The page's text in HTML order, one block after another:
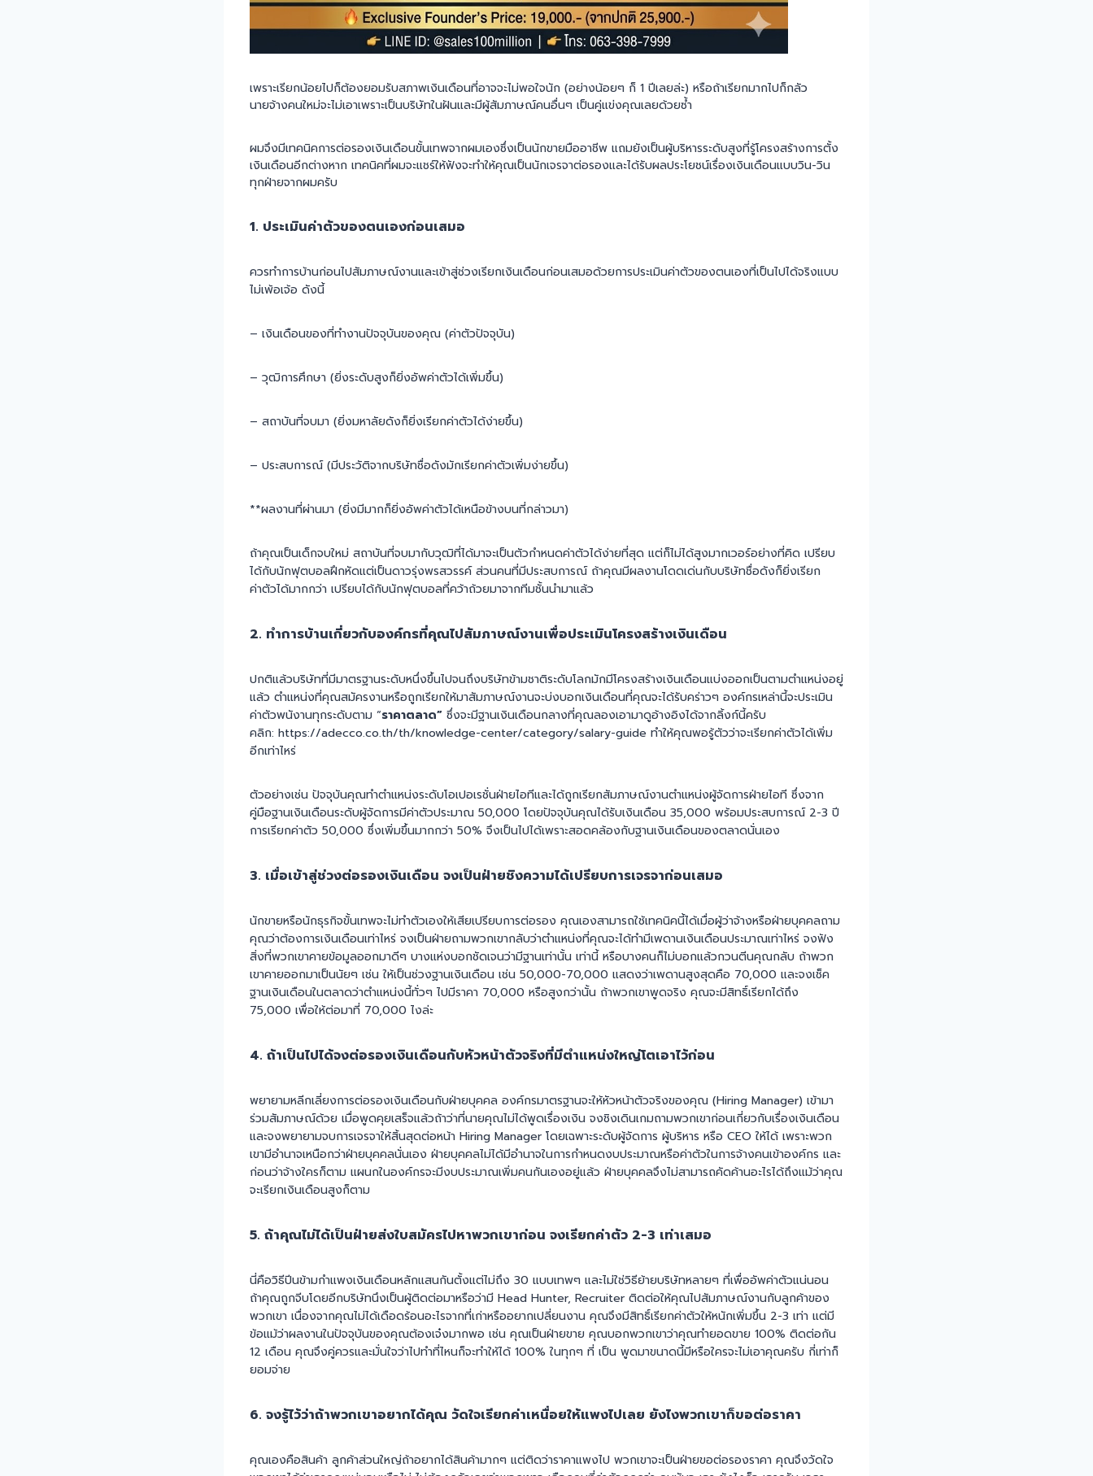
เพราะเรียกน้อยไปก็ต้องยอมรับสภาพเงินเดือนที่อาจจะไม่พอใจนัก (อย่างน้อยๆ ก็ 1 ปีเลยล่ะ) หรือถ้าเรียกมากไปก็กลัว
นายจ้างคนใหม่จะไม่เอาเพราะเป็นบริษัทในฝันและมีผู้สัมภาษณ์คนอื่นๆ เป็นคู่แข่งคุณเลยด้วยซ้ำ
ผมจึงมีเทคนิคการต่อรองเงินเดือนขั้นเทพจากผมเองซึ่งเป็นนักขายมืออาชีพ แถมยังเป็นผู้บริหารระดับสูงที่รู้โครงสร้างการตั้ง
เงินเดือนอีกต่างหาก เทคนิคที่ผมจะแชร์ให้ฟังจะทำให้คุณเป็นนักเจรจาต่อรองและได้รับผลประโยชน์เรื่องเงินเดือนแบบวิน-วิน
ทุกฝ่ายจากผมครับ
1. ประเมินค่าตัวของตนเองก่อนเสมอ
ควรทำการบ้านก่อนไปสัมภาษณ์งานและเข้าสู่ช่วงเรียกเงินเดือนก่อนเสมอด้วยการประเมินค่าตัวของตนเองที่เป็นไปได้จริงแบบ
ไม่เพ้อเจ้อ ดังนี้
– เงินเดือนของที่ทำงานปัจจุบันของคุณ (ค่าตัวปัจจุบัน)
– วุฒิการศึกษา (ยิ่งระดับสูงก็ยิ่งอัพค่าตัวได้เพิ่มขึ้น)
– สถาบันที่จบมา (ยิ่งมหาลัยดังก็ยิ่งเรียกค่าตัวได้ง่ายขึ้น)
– ประสบการณ์ (มีประวัติจากบริษัทชื่อดังมักเรียกค่าตัวเพิ่มง่ายขึ้น)
**ผลงานที่ผ่านมา (ยิ่งมีมากก็ยิ่งอัพค่าตัวได้เหนือข้างบนที่กล่าวมา)
ถ้าคุณเป็นเด็กจบใหม่ สถาบันที่จบมากับวุฒิที่ได้มาจะเป็นตัวกำหนดค่าตัวได้ง่ายที่สุด แต่ก็ไม่ได้สูงมากเวอร์อย่างที่คิด เปรียบ
ได้กับนักฟุตบอลฝึกหัดแต่เป็นดาวรุ่งพรสวรรค์ ส่วนคนที่มีประสบการณ์ ถ้าคุณมีผลงานโดดเด่นกับบริษัทชื่อดังก็ยิ่งเรียก
ค่าตัวได้มากกว่า เปรียบได้กับนักฟุตบอลที่คว้าถ้วยมาจากทีมชั้นนำมาแล้ว
2. ทำการบ้านเกี่ยวกับองค์กรที่คุณไปสัมภาษณ์งานเพื่อประเมินโครงสร้างเงินเดือน
ปกติแล้วบริษัทที่มีมาตรฐานระดับหนึ่งขึ้นไปจนถึงบริษัทข้ามชาติระดับโลกมักมีโครงสร้างเงินเดือนแบ่งออกเป็นตามตำแหน่งอยู่
แล้ว ตำแหน่งที่คุณสมัครงานหรือถูกเรียกให้มาสัมภาษณ์งานจะบ่งบอกเงินเดือนที่คุณจะได้รับคร่าวๆ องค์กรเหล่านี้จะประเมิน
ค่าตัวพนังานทุกระดับตาม “ราคาตลาด” ซึ่งจะมีฐานเงินเดือนกลางที่คุณลองเอามาดูอ้างอิงได้จากลิ้งก์นี้ครับ
คลิก: https://adecco.co.th/th/knowledge-center/category/salary-guide ทำให้คุณพอรู้ตัวว่าจะเรียกค่าตัวได้เพิ่ม
อีกเท่าไหร่
ตัวอย่างเช่น ปัจจุบันคุณทำตำแหน่งระดับโอเปอเรชั่นฝ่ายไอทีและได้ถูกเรียกสัมภาษณ์งานตำแหน่งผู้จัดการฝ่ายไอที ซึ่งจาก
คู่มือฐานเงินเดือนระดับผู้จัดการมีค่าตัวประมาณ 50,000 โดยปัจจุบันคุณได้รับเงินเดือน 35,000 พร้อมประสบการณ์ 2-3 ปี
การเรียกค่าตัว 50,000 ซึ่งเพิ่มขึ้นมากกว่า 50% จึงเป็นไปได้เพราะสอดคล้องกับฐานเงินเดือนของตลาดนั่นเอง
3. เมื่อเข้าสู่ช่วงต่อรองเงินเดือน จงเป็นฝ่ายชิงความได้เปรียบการเจรจาก่อนเสมอ
นักขายหรือนักธุรกิจขั้นเทพจะไม่ทำตัวเองให้เสียเปรียบการต่อรอง คุณเองสามารถใช้เทคนิคนี้ได้เมื่อผู้ว่าจ้างหรือฝ่ายบุคคลถาม
คุณว่าต้องการเงินเดือนเท่าไหร่ จงเป็นฝ่ายถามพวกเขากลับว่าตำแหน่งที่คุณจะได้ทำมีเพดานเงินเดือนประมาณเท่าไหร่ จงฟัง
สิ่งที่พวกเขาคายข้อมูลออกมาดีๆ บางแห่งบอกชัดเจนว่ามีฐานเท่านั้น เท่านี้ หรือบางคนก็ไม่บอกแล้วกวนตีนคุณกลับ ถ้าพวก
เขาคายออกมาเป็นนัยๆ เช่น ให้เป็นช่วงฐานเงินเดือน เช่น 50,000-70,000 แสดงว่าเพดานสูงสุดคือ 70,000 และจงเช็ค
ฐานเงินเดือนในตลาดว่าตำแหน่งนี้ทั่วๆ ไปมีราคา 70,000 หรือสูงกว่านั้น ถ้าพวกเขาพูดจริง คุณจะมีสิทธิ์เรียกได้ถึง
75,000 เพื่อให้ต่อมาที่ 70,000 ไงล่ะ
4. ถ้าเป็นไปได้จงต่อรองเงินเดือนกับหัวหน้าตัวจริงที่มีตำแหน่งใหญ่โตเอาไว้ก่อน
พยายามหลีกเลี่ยงการต่อรองเงินเดือนกับฝ่ายบุคคล องค์กรมาตรฐานจะให้หัวหน้าตัวจริงของคุณ (Hiring Manager) เข้ามา
ร่วมสัมภาษณ์ด้วย เมื่อพูดคุยเสร็จแล้วถ้าว่าที่นายคุณไม่ได้พูดเรื่องเงิน จงชิงเดินเกมถามพวกเขาก่อนเกี่ยวกับเรื่องเงินเดือน
และจงพยายามจบการเจรจาให้สิ้นสุดต่อหน้า Hiring Manager โดยเฉพาะระดับผู้จัดการ ผู้บริหาร หรือ CEO ให้ได้ เพราะพวก
เขามีอำนาจเหนือกว่าฝ่ายบุคคลนั่นเอง ฝ่ายบุคคลไม่ได้มีอำนาจในการกำหนดงบประมาณหรือค่าตัวในการจ้างคนเข้าองค์กร และ
ก่อนว่าจ้างใครก็ตาม แผนกในองค์กรจะมีงบประมาณเพิ่มคนกันเองอยู่แล้ว ฝ่ายบุคคลจึงไม่สามารถคัดค้านอะไรได้ถึงแม้ว่าคุณ
จะเรียกเงินเดือนสูงก็ตาม
5. ถ้าคุณไม่ได้เป็นฝ่ายส่งใบสมัครไปหาพวกเขาก่อน จงเรียกค่าตัว 2-3 เท่าเสมอ
นี่คือวิธีปีนข้ามกำแพงเงินเดือนหลักแสนกันตั้งแต่ไม่ถึง 30 แบบเทพๆ และไม่ใช่วิธีย้ายบริษัทหลายๆ ที่เพื่ออัพค่าตัวแน่นอน
ถ้าคุณถูกจีบโดยอีกบริษัทนึงเป็นผู้ติดต่อมาหรือว่ามี Head Hunter, Recruiter ติดต่อให้คุณไปสัมภาษณ์งานกับลูกค้าของ
พวกเขา เนื่องจากคุณไม่ได้เดือดร้อนอะไรจากที่เก่าหรืออยากเปลี่ยนงาน คุณจึงมีสิทธิ์เรียกค่าตัวให้หนักเพิ่มขึ้น 2-3 เท่า แต่มี
ข้อแม้ว่าผลงานในปัจจุบันของคุณต้องเจ๋งมากพอ เช่น คุณเป็นฝ่ายขาย คุณบอกพวกเขาว่าคุณทำยอดขาย 100% ติดต่อกัน
12 เดือน คุณจึงคู่ควรและมั่นใจว่าไปทำที่ไหนก็จะทำให้ได้ 100% ในทุกๆ ที่ เป็น พูดมาขนาดนี้มีหรือใครจะไม่เอาคุณครับ กี่เท่าก็
ยอมจ่าย
6. จงรู้ไว้ว่าถ้าพวกเขาอยากได้คุณ วัดใจเรียกค่าเหนื่อยให้แพงไปเลย ยังไงพวกเขาก็ขอต่อราคา
คุณเองคือสินค้า ลูกค้าส่วนใหญ่ถ้าอยากได้สินค้ามากๆ แต่ติดว่าราคาแพงไป พวกเขาจะเป็นฝ่ายขอต่อรองราคา คุณจึงวัดใจ